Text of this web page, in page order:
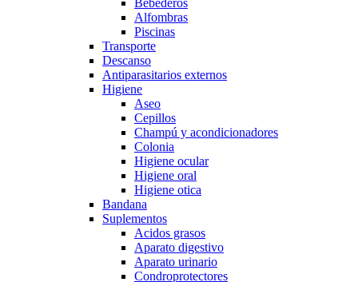
Bebederos
Alfombras
Piscinas
Transporte
Descanso
Antiparasitarios externos
Higiene
Aseo
Cepillos
Champú y acondicionadores
Colonia
Higiene ocular
Higiene oral
Higiene otica
Bandana
Suplementos
Acidos grasos
Aparato digestivo
Aparato urinario
Condroprotectores